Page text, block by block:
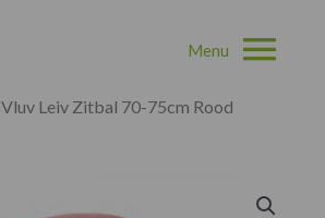
Vluv Leiv Zitbal 70-75cm Rood